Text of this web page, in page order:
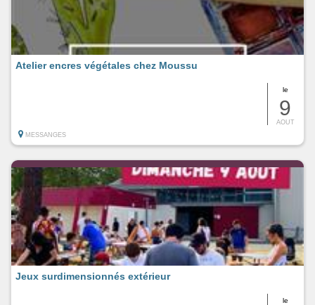
le
9
AOUT
Atelier encres végétales chez Moussu
MESSANGES
le
Jeux surdimensionnés extérieur